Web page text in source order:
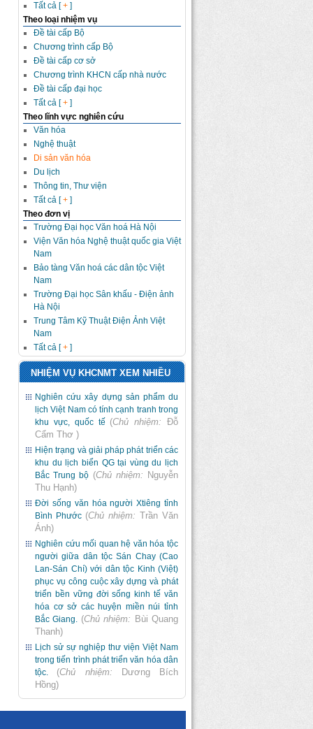
Tất cả [+ ]
Theo loại nhiệm vụ
Đề tài cấp Bộ
Chương trình cấp Bộ
Đề tài cấp cơ sở
Chương trình KHCN cấp nhà nước
Đề tài cấp đại học
Tất cả [+ ]
Theo lĩnh vực nghiên cứu
Văn hóa
Nghệ thuật
Di sản văn hóa
Du lịch
Thông tin, Thư viện
Tất cả [+ ]
Theo đơn vị
Trường Đại học Văn hoá Hà Nội
Viện Văn hóa Nghệ thuật quốc gia Việt
Nam
Bảo tàng Văn hoá các dân tộc Việt
Nam
Trường Đại học Sân khấu - Điện ảnh
Hà Nội
Trung Tâm Kỹ Thuật Điện Ảnh Việt
Nam
Tất cả [+ ]
NHIỆM VỤ KHCNMT XEM NHIỀU
Nghiên cứu xây dựng sản phẩm du
lịch Việt Nam có tính cạnh tranh trong
khu vực, quốc tế (Chủ nhiệm:
Đỗ
Cẩm Thơ )
Hiện trạng và giải pháp phát triển các
khu du lịch biển QG tại vùng du lịch
Bắc Trung bộ (Chủ nhiệm: Nguyễn
Thu Hạnh)
Đời sống văn hóa người Xtiêng tỉnh
Bình Phước (Chủ nhiệm: Trần Văn
Ánh)
Nghiên cứu mối quan hệ văn hóa tộc
người giữa dân tộc Sán Chay (Cao
Lan-Sán Chí) với dân tộc Kinh (Việt)
phục vụ công cuộc xây dựng và phát
triển bền vững đời sống kinh tế văn
hóa cơ sở các huyện miền núi tỉnh
Bắc Giang. (Chủ nhiệm: Bùi Quang
Thanh)
Lịch sử sự nghiệp thư viện Việt Nam
trong tiến trình phát triển văn hóa dân
tộc.
(Chủ nhiệm:
Dương Bích
Hồng)